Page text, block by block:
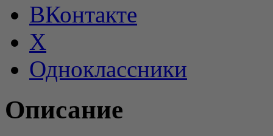
ВКонтакте
X
Одноклассники
Описание